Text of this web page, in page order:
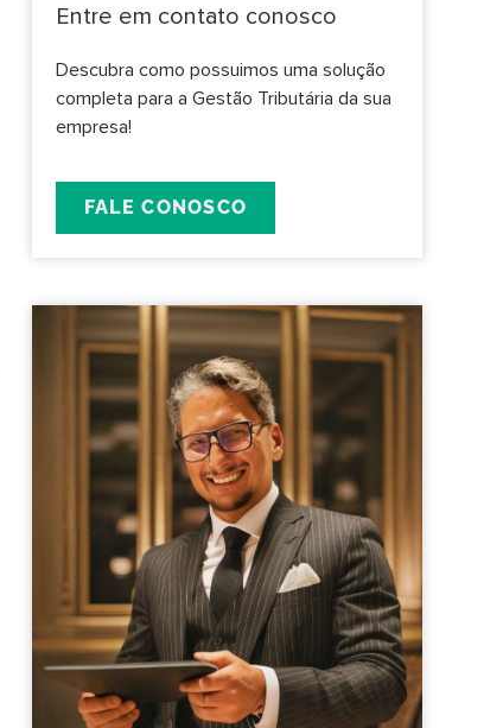
Entre em contato conosco
Descubra como possuimos uma solução
completa para a Gestão Tributária da sua
empresa!
FALE CONOSCO